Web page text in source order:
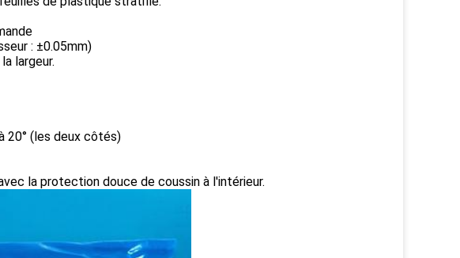
: ±0.05mm)
largeur.
20° (les deux côtés)
la protection douce de coussin à l'intérieur.